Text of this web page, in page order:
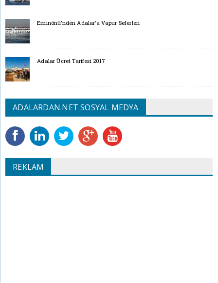
Eminönü’nden Adalar’a Vapur Seferleri
Adalar Ücret Tarifesi 2017
ADALARDAN.NET SOSYAL MEDYA
REKLAM